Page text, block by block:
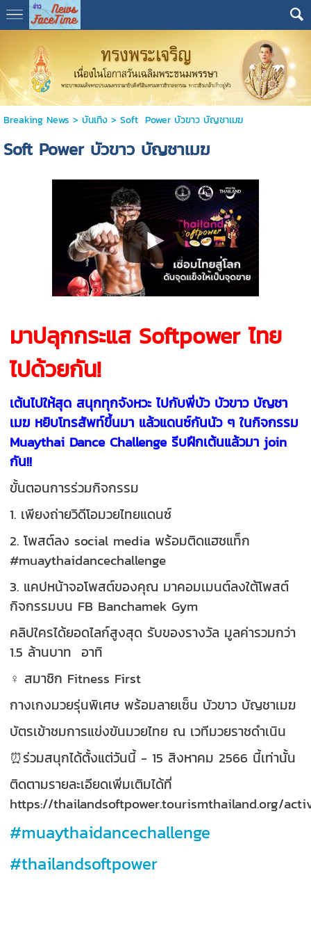
Breaking News > บันเทิง> Soft Power บัวขาว บัญชาเมฆ
Soft Power บัวขาว บัญชาเมฆ
มาปลุกกระแส Softpower ไทย
ไปด้วยกัน!
เต้นไปให้สุด สนุกทุกจังหวะ ไปกับพี่บัว บัวขาว บัญชา
เมฆ หยิบโทรสัพท์ขึ้นมา แล้วแดนซ์กันนัว ๆ ในกิจกรรม
Muaythai Dance Challenge รีบฝึกเต้นแล้วมา join
กัน!!
ขั้นตอนการร่วมกิจกรรม
1. เพียงถ่ายวิดีโอมวยไทยแดนซ์
2. โพสต์ลง social media พร้อมติดแฮชแท็ก
#muaythaidancechallenge
3. แคปหน้าจอโพสต์ของคุณ มาคอมเมนต์ลงใต้โพสต์
กิจกรรมบน FB Banchamek Gym
คลิปใครได้ยอดไลก์สูงสุด รับของรางวัล มูลค่ารวมกว่า
1.5 ล้านบาท อาทิ
️‍♀️ สมาชิก Fitness First
กางเกงมวยรุ่นพิเศษ พร้อมลายเซ็น บัวขาว บัญชาเมฆ
บัตรเข้าชมการแข่งขันมวยไทย ณ เวทีมวยราชดำเนิน
⏰ร่วมสนุกได้ตั้งแต่วันนี้ - 15 สิงหาคม 2566 นี้เท่านั้น
ติดตามรายละเอียดเพิ่มเติมได้ที่
https://thailandsoftpower.tourismthailand.org/
#muaythaidancechallenge
#thailandsoftpower